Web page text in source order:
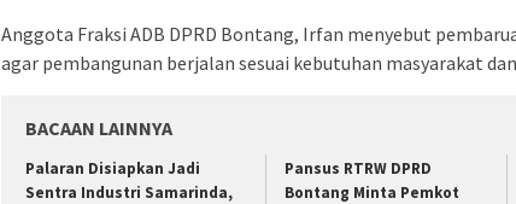
Anggota Fraksi ADB DPRD Bontang, Irfan menyebut
agar pembangunan berjalan sesuai kebutuhan masyarakat
BACAAN LAINNYA
Palaran Disiapkan Jadi
Sentra Industri Samarinda,
Pansus RTRW DPRD
Bontang Minta Pemkot